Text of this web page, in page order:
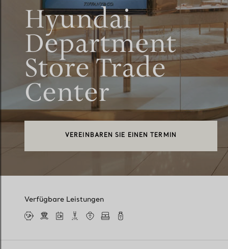
Hyundai
Department
Store Trade
Center
VEREINBAREN SIE EINEN TERMIN
Verfügbare Leistungen